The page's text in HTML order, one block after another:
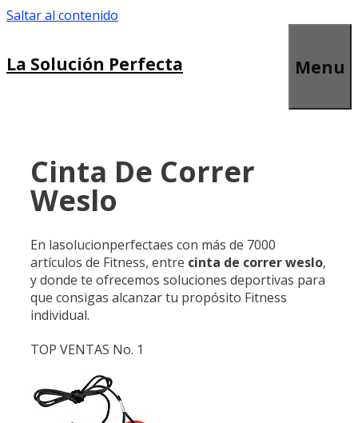
Saltar al contenido
La Solución Perfecta Menu
Cinta De Correr
Weslo
En lasolucionperfectaes con más de 7000
artículos de Fitness, entre cinta de correr weslo,
y donde te ofrecemos soluciones deportivas para
que consigas alcanzar tu propósito Fitness
individual.
TOP VENTAS No. 1